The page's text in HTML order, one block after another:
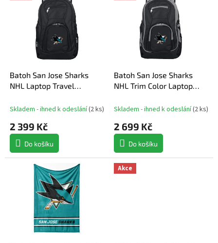
Batoh San Jose Sharks
NHL Laptop Travel
Skladem - ihned k odeslání(2 ks)
2 399 Kč
Do košíku
Batoh San Jose Sharks
NHL Trim Color Laptop
Skladem - ihned k odeslání(2 ks)
2 699 Kč
Do košíku
Akce